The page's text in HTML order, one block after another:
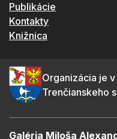
Publikácie
Kontakty
Knižnica
Organizácia je
Trenčianskeho
Galéria Miloša